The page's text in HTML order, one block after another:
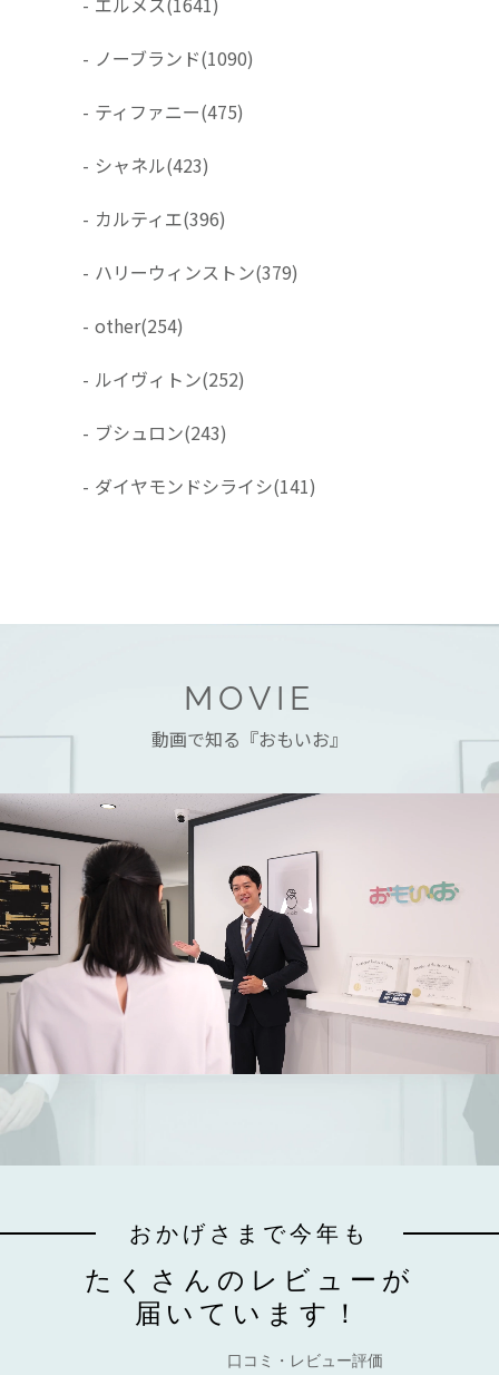
- ノーブランド(1090)
- ティファニー(475)
- シャネル(423)
- カルティエ(396)
- ハリーウィンストン(379)
- other(254)
- ルイヴィトン(252)
- ブシュロン(243)
- ダイヤモンドシライシ(141)
MOVIE
動画で知る『おもいお』
おかげさまで今年も
たくさんのレビューが
届いています！
口コミ・レビュー評価